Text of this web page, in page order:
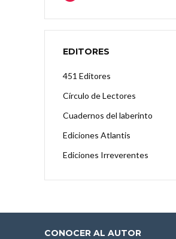
EDITORES
451 Editores
Círculo de Lectores
Cuadernos del laberinto
Ediciones Atlantis
Ediciones Irreverentes
CONOCER AL AUTOR